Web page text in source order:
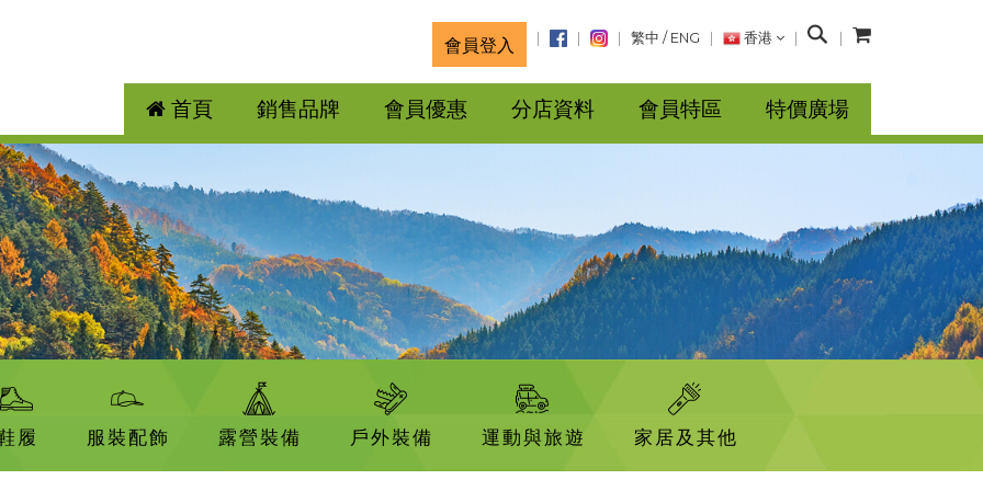
會員登入 繁中 / ENG 香港
搜
首頁 銷售品牌 會員優惠 分店資料 會員特區 特價廣場
履 服裝配飾 露營裝備 戶外裝備 運動與旅遊 家居及其他